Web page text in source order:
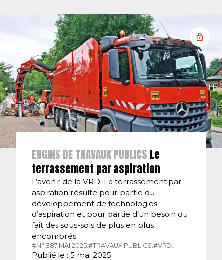
ENGINS DE TRAVAUX PUBLICS Le
terrassement par aspiration
L’avenir de la VRD. Le terrassement par
aspiration résulte pour partie du
développement de technologies
d’aspiration et pour partie d’un besoin du
fait des sous-sols de plus en plus
encombrés…
#N° 387 MAI 2025. #TRAVAUX PUBLICS. #VRD.
Publié le : 5 mai 2025